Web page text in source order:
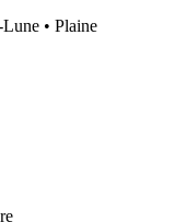
• Plaine